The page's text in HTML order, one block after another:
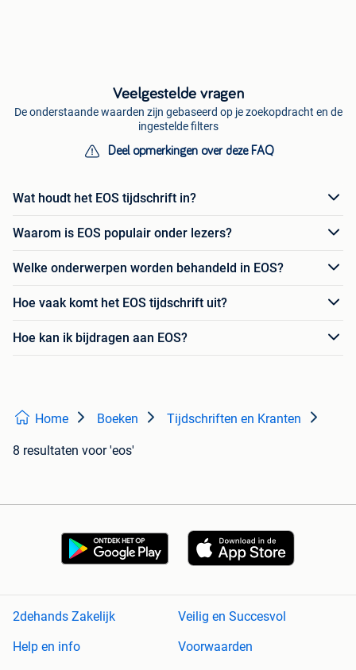
Veelgestelde vragen
De onderstaande waarden zijn gebaseerd op je zoekopdracht en de
ingestelde filters
Deel opmerkingen over deze FAQ
Wat houdt het EOS tijdschrift in?
Waarom is EOS populair onder lezers?
Welke onderwerpen worden behandeld in EOS?
Hoe vaak komt het EOS tijdschrift uit?
Hoe kan ik bijdragen aan EOS?
Home Boeken Tijdschriften en Kranten
8 resultaten voor 'eos'
2dehands Zakelijk
Veilig en Succesvol
Help en info
Voorwaarden